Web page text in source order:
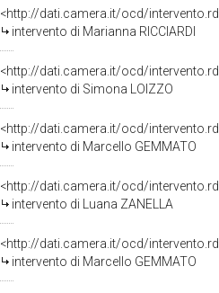
<http://dati.camera.it/ocd/
intervento di Marianna RICCIARDI
<http://dati.camera.it/ocd/
intervento di Simona LOIZZO
<http://dati.camera.it/ocd/
intervento di Marcello GEMMATO
<http://dati.camera.it/ocd/
intervento di Luana ZANELLA
<http://dati.camera.it/ocd/
intervento di Marcello GEMMATO